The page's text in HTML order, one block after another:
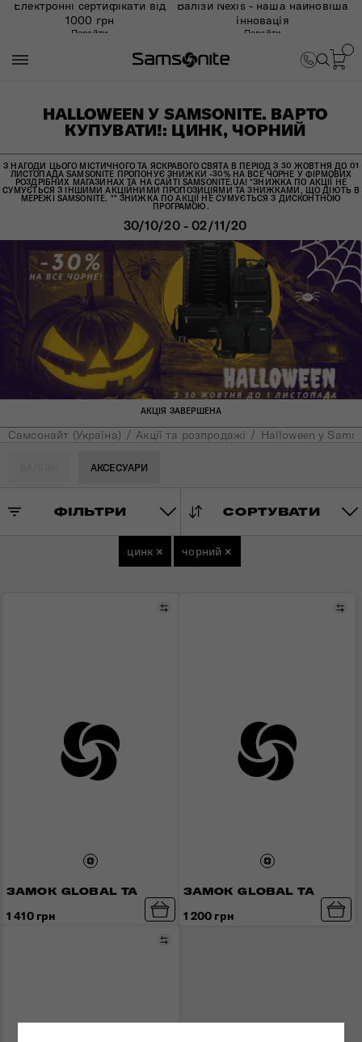
Електронні сертифікати від
1000 грн
Перейти
Валізи Nexis - наша найновіша
інновація
Перейти
HALLOWEEN У SAMSONITE. ВАРТО
КУПУВАТИ!: ЦИНК, ЧОРНИЙ
З НАГОДИ ЦЬОГО МІСТИЧНОГО ТА ЯСКРАВОГО СВЯТА В ПЕРІОД З 30 ЖОВТНЯ ДО 01
ЛИСТОПАДА SAMSONITE ПРОПОНУЄ ЗНИЖКИ -30% НА ВСЕ ЧОРНЕ У ФІРМОВИХ
РОЗДРІБНИХ МАГАЗИНАХ ТА НА САЙТІ SAMSONITE.UA! *ЗНИЖКА ПО АКЦІЇ НЕ
СУМУЄТЬСЯ З ІНШИМИ АКЦІЙНИМИ ПРОПОЗИЦІЯМИ ТА ЗНИЖКАМИ, ЩО ДІЮТЬ В
МЕРЕЖІ SAMSONITE. ** ЗНИЖКА ПО АКЦІЇ НЕ СУМУЄТЬСЯ З ДИСКОНТНОЮ
ПРОГРАМОЮ.
30/10/20 - 02/11/20
АКЦІЯ ЗАВЕРШЕНА
Самсонайт (Україна) Акції та розпродажі Halloween у
АКСЕСУАРИ
ФІЛЬТРИ СОРТУВАТИ
цинк × чорний ×
ЗАМОК GLOBAL TA
Порівняти
1 410 грн
ЗАМОК GLOBAL TA
1 200 грн
Порівняти